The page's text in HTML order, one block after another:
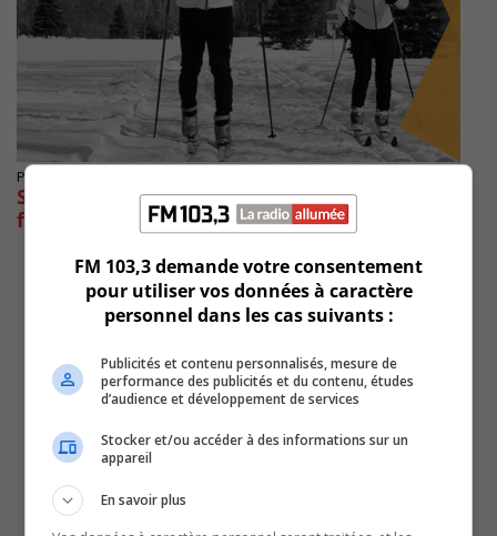
Publié le 4 janvier 2021 à 17h00
Saint-Lambert aménage des pistes de ski de
fond
FM 103,3 demande votre consentement
pour utiliser vos données à caractère
personnel dans les cas suivants :
Publicités et contenu personnalisés, mesure de
performance des publicités et du contenu, études
d’audience et développement de services
Stocker et/ou accéder à des informations sur un
appareil
En savoir plus